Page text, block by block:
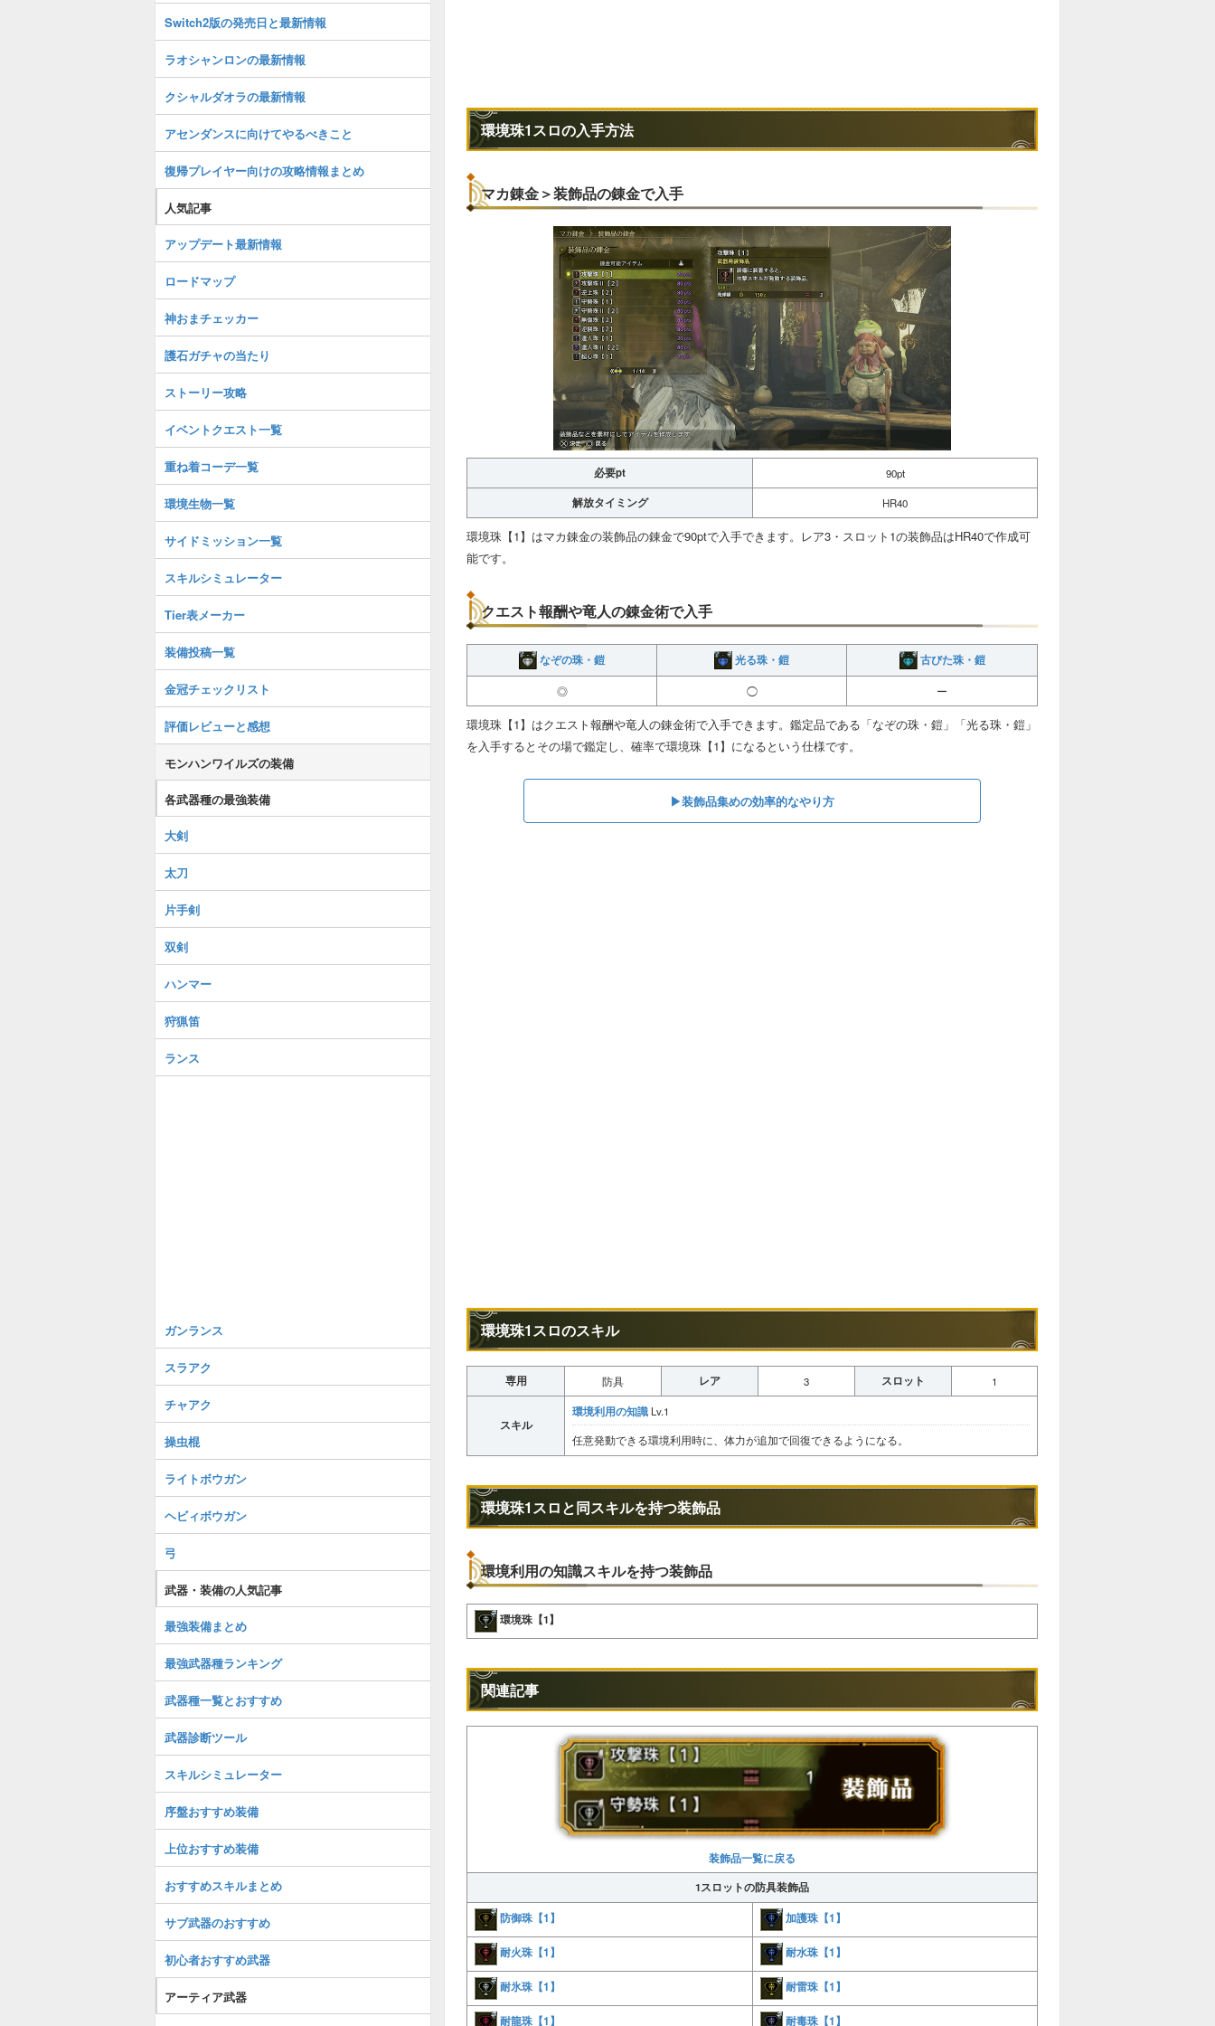
環境珠1スロの入手方法
マカ錬金＞装飾品の錬金で入手
必要pt 90pt
解放タイミング HR40
環境珠【1】はマカ錬金の装飾品の錬金で90ptで入手できます。レア3・スロット1の装飾品はHR40で作成可
能です。
クエスト報酬や竜人の錬金術で入手
なぞの珠・鎧 光る珠・鎧 古びた珠・鎧
◎ ◯ ー
環境珠【1】はクエスト報酬や竜人の錬金術で入手できます。鑑定品である「なぞの珠・鎧」「光る珠・鎧」
を入手するとその場で鑑定し、確率で環境珠【1】になるという仕様です。
▶︎装飾品集めの効率的なやり方
環境珠1スロのスキル
専用 防具 レア 3 スロット 1
スキル
環境利用の知識 Lv.1
任意発動できる環境利用時に、体力が追加で回復できるようになる。
環境珠1スロと同スキルを持つ装飾品
環境利用の知識スキルを持つ装飾品
環境珠【1】
関連記事
装飾品一覧に戻る
1スロットの防具装飾品
防御珠【1】 加護珠【1】
耐火珠【1】 耐水珠【1】
耐氷珠【1】 耐雷珠【1】
耐龍珠【1】 耐毒珠【1】
Switch2版の発売日と最新情報
ラオシャンロンの最新情報
クシャルダオラの最新情報
アセンダンスに向けてやるべきこと
復帰プレイヤー向けの攻略情報まとめ
人気記事
アップデート最新情報
ロードマップ
神おまチェッカー
護石ガチャの当たり
ストーリー攻略
イベントクエスト一覧
重ね着コーデ一覧
環境生物一覧
サイドミッション一覧
スキルシミュレーター
Tier表メーカー
装備投稿一覧
金冠チェックリスト
評価レビューと感想
モンハンワイルズの装備
各武器種の最強装備
大剣
太刀
片手剣
双剣
ハンマー
狩猟笛
ランス
ガンランス
スラアク
チャアク
操虫棍
ライトボウガン
ヘビィボウガン
弓
武器・装備の人気記事
最強装備まとめ
最強武器種ランキング
武器種一覧とおすすめ
武器診断ツール
スキルシミュレーター
序盤おすすめ装備
上位おすすめ装備
おすすめスキルまとめ
サブ武器のおすすめ
初心者おすすめ武器
アーティア武器